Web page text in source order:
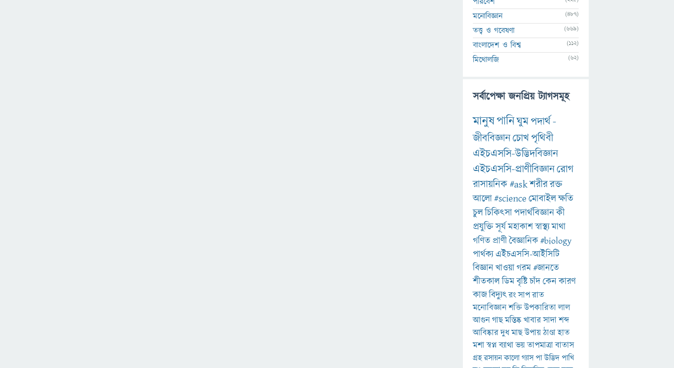
মনোবিজ্ঞান (487)
তত্ত্ব ও গবেষণা (669)
বাংলাদেশ ও বিশ্ব (112)
মিথোলজি (62)
সর্বাপেক্ষা জনপ্রিয় ট্যাগসমূহ
মানুষপানিঘুমপদার্থ-
জীববিজ্ঞানচোখপৃথিবী
এইচএসসি-উদ্ভিদবিজ্ঞান
এইচএসসি-প্রাণীবিজ্ঞানরোগ
রাসায়নিক#askশরীররক্ত
আলো#scienceমোবাইলক্ষতি
চুলচিকিৎসাপদার্থবিজ্ঞানকী
প্রযুক্তিসূর্যমহাকাশস্বাস্থ্যমাথা
গণিত প্রাণীবৈজ্ঞানিক#biology
পার্থক্য এইচএসসি-আইসিটি
বিজ্ঞানখাওয়াগরম#জানতে
শীতকালডিমবৃষ্টিচাঁদকেনকারণ
কাজবিদ্যুৎরংসাপরাত
মনোবিজ্ঞানশক্তিউপকারিতালাল
আগুনগাছমস্তিষ্কখাবারসাদাশব্দ
আবিষ্কারদুধমাছউপায়ঠাণ্ডাহাত
মশাস্বপ্নব্যাথাভয়তাপমাত্রাবাতাস
গ্রহরসায়নকালোগ্যাসপাউদ্ভিদপাখি